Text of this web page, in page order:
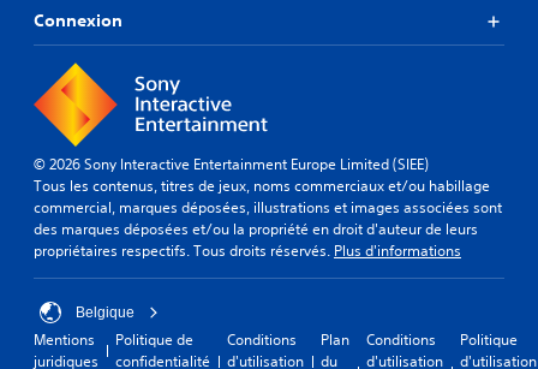
Connexion
© 2026 Sony Interactive Entertainment Europe Limited (SIEE)
Tous les contenus, titres de jeux, noms commerciaux et/ou habillage
commercial, marques déposées, illustrations et images associées sont
des marques déposées et/ou la propriété en droit d'auteur de leurs
propriétaires respectifs. Tous droits réservés. Plus d'informations
Belgique
Mentions
juridiques
Politique de
confidentialité
Conditions
d'utilisation
Plan
du
Conditions
d'utilisation
Politique
d'utilisation